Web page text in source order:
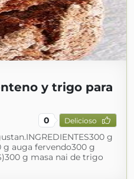
y trigo para
0 Delicioso
g
auga fervendo300 g
g masa nai de trigo